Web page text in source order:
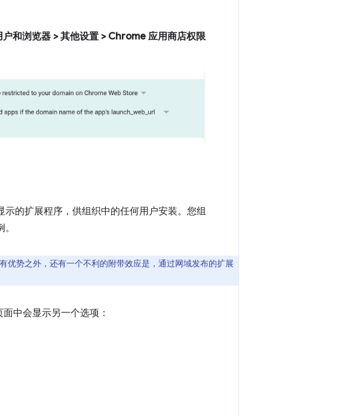
和浏览器 > 其他设置 > Chrome 应用商店权限
的扩展程序，供组织中的任何用户安装。您组
优势之外，还有一个不利的附带效应是，通过网域发布的扩展
中会显示另一个选项：